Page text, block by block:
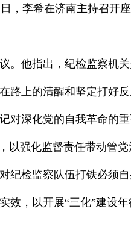
，李希在济南主持召开
。他指出，纪检监察机
路上的清醒和坚定打好
对深化党的自我革命的
以强化监督责任带动管
纪检监察队伍打铁必须
效，以开展“三化”建设